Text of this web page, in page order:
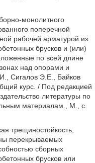
монолитного
поперечной
рабочей арматурой из
брусков и (или)
по всей длине
над опорами и
Сигалов Э.Е., Байков
курс. / Под редакцией
литературы по
материалам., М., с.
трещиностойкость,
перекрываемых
сборных
брусков или